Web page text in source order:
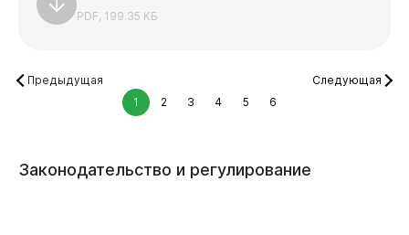
PDF, 199.35 КБ
Предыдущая
1
2 3 4 5 6
Следующая
Законодательство и регулирование